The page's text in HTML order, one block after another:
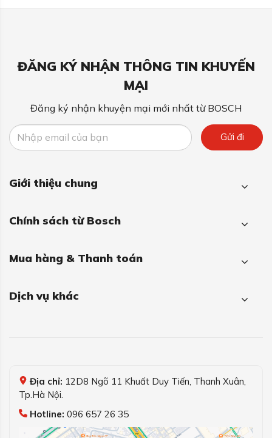
ĐĂNG KÝ NHẬN THÔNG TIN KHUYẾN
MẠI
Đăng ký nhận khuyện mại mới nhất từ BOSCH
Gửi đi
Giới thiệu chung
Chính sách từ Bosch
Mua hàng & Thanh toán
Dịch vụ khác
Địa chỉ: 12D8 Ngõ 11 Khuất Duy Tiến, Thanh Xuân,
Tp.Hà Nội.
Hotline: 096 657 26 35